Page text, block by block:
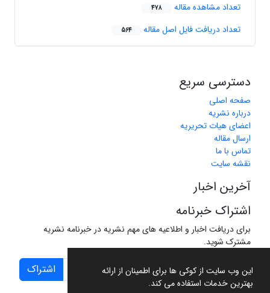
این وب سایت از کوکی ها برای اطمینان از ارائه
بهترین خدمات استفاده می کند.
تعداد مشاهده مقاله 478
تعداد دریافت فایل اصل مقاله 564
دسترسی سریع
صفحه اصلی
درباره نشریه
اعضای هیات تحریریه
ارسال مقاله
تماس با ما
نقشه سایت
آخرین اخبار
اشتراک خبرنامه
برای دریافت اخبار و اطلاعیه های مهم نشریه در خبرنامه نشریه
مشترک شوید.
اشتراک